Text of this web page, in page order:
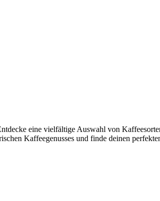
eine vielfältige Auswahl von
Kaffeegenusses und finde deinen